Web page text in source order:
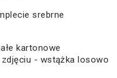
srebrne
kartonowe
- wstążka losowo